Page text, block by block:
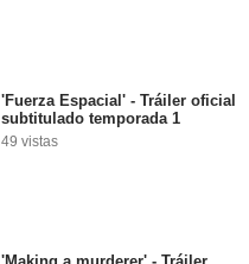
'Fuerza Espacial' - Tráiler oficial
subtitulado temporada 1
49 vistas